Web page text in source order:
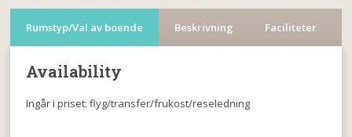
Rumstyp/Val av boende Beskrivning Faciliteter
Availability
Ingår i priset: flyg/transfer/frukost/reseledning